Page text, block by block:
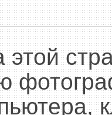
этой